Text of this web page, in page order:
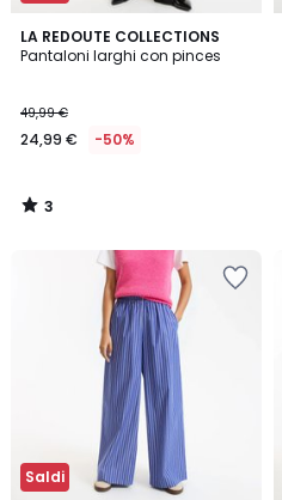
LA REDOUTE COLLECTIONS
Pantaloni larghi con pinces
49,99 €
24,99 € -50%
3
/
3
/
Saldi